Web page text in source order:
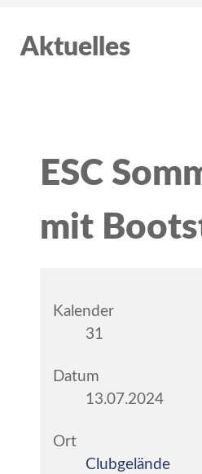
Aktuelles
ESC
mit
Kalender
31
Datum
13.07.2024
Ort
Clubgelände